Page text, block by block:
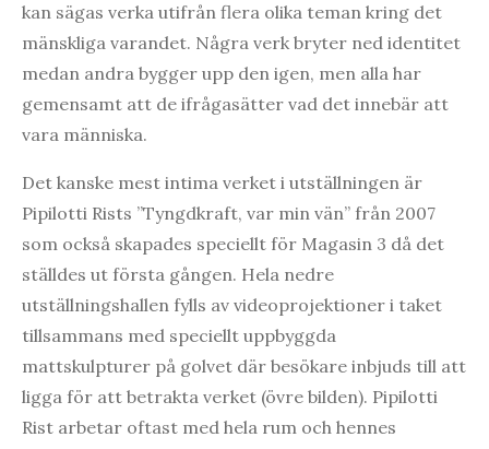
kan sägas verka utifrån flera olika teman kring det
mänskliga varandet. Några verk bryter ned identitet
medan andra bygger upp den igen, men alla har
gemensamt att de ifrågasätter vad det innebär att
vara människa.
Det kanske mest intima verket i utställningen är
Pipilotti Rists ”Tyngdkraft, var min vän” från 2007
som också skapades speciellt för Magasin 3 då det
ställdes ut första gången. Hela nedre
utställningshallen fylls av videoprojektioner i taket
tillsammans med speciellt uppbyggda
mattskulpturer på golvet där besökare inbjuds till att
ligga för att betrakta verket (övre bilden). Pipilotti
Rist arbetar oftast med hela rum och hennes